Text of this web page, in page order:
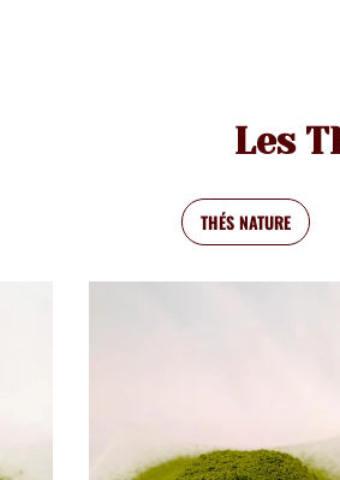
Les
THÉS NATURE